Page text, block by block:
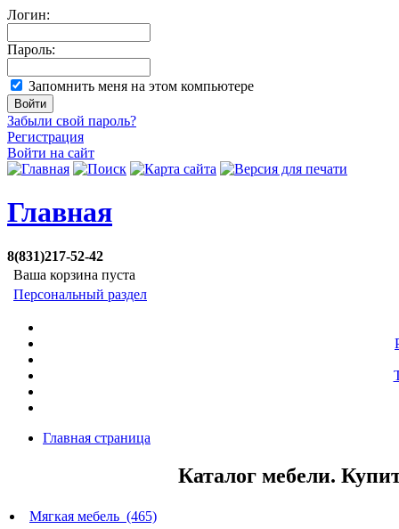
Логин:
Пароль:
Запомнить меня на этом компьютере
Забыли свой пароль?
Регистрация
Войти на сайт
Главная
8(831)217-52-42
Ваша корзина пуста
Персональный раздел
Главная страница
Каталог мебели.
Мягкая мебель (465)